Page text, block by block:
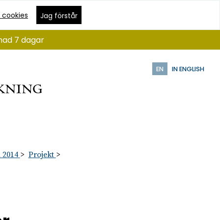
Jag förstår
EN IN ENGLISH
7 dagar
Projekt